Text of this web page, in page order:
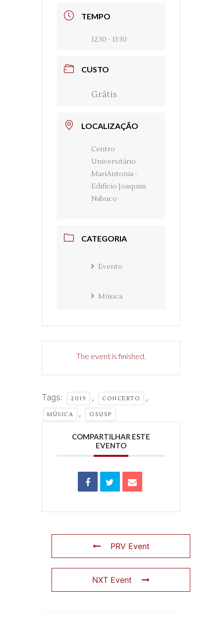
TEMPO
12:30 - 13:30
CUSTO
Grátis
LOCALIZAÇÃO
Centro
Universitário
MariAntonia -
Edifício Joaquim
Nabuco
CATEGORIA
Evento
Música
The event is finished.
Tags: 2019 , CONCERTO ,
MÚSICA , OSUSP
COMPARTILHAR ESTE
EVENTO
PRV Event
NXT Event